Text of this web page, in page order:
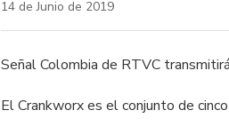
14 de Junio de 2019
Señal Colombia de RTVC
El Crankworx es el conjunto de